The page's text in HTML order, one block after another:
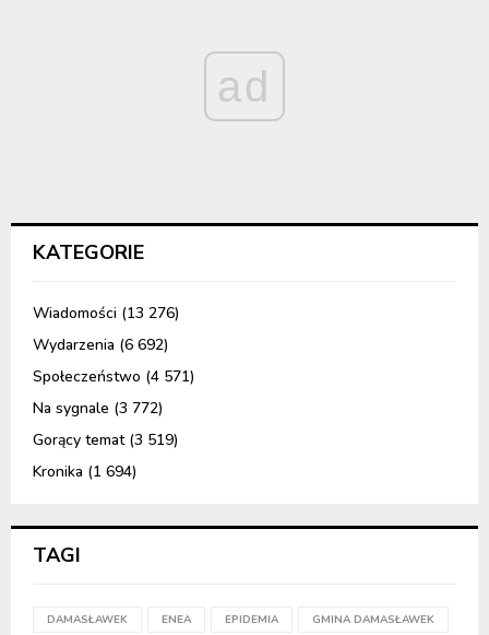
ad
KATEGORIE
Wiadomości (13 276)
Wydarzenia (6 692)
Społeczeństwo (4 571)
Na sygnale (3 772)
Gorący temat(3 519)
Kronika (1 694)
TAGI
DAMASŁAWEK ENEA EPIDEMIA GMINA DAMASŁAWEK